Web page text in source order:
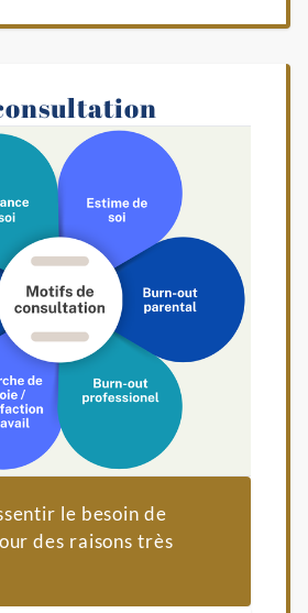
le besoin de
des raisons très